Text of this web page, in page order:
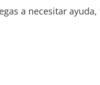
a necesitar